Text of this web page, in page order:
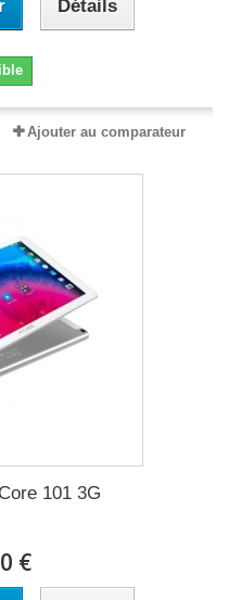
Détails
Ajouter au comparateur
101 3G
€